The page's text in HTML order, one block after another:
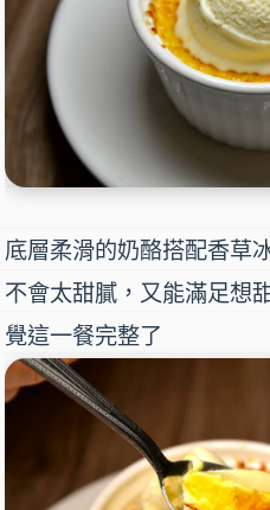
底層柔滑的奶酪搭配香草
不會太甜膩，又能滿足想
覺這一餐完整了